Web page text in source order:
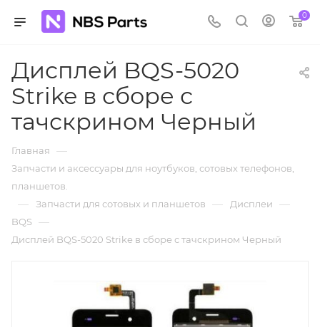
0
Дисплей BQS-5020
Strike в сборе с
тачскрином Черный
Главная —
Запчасти и аксессуары для ноутбуков, сотовых телефонов,
планшетов.
— Запчасти для сотовых и планшетов — Дисплеи —
BQS —
Дисплей BQS-5020 Strike в сборе с тачскрином Черный